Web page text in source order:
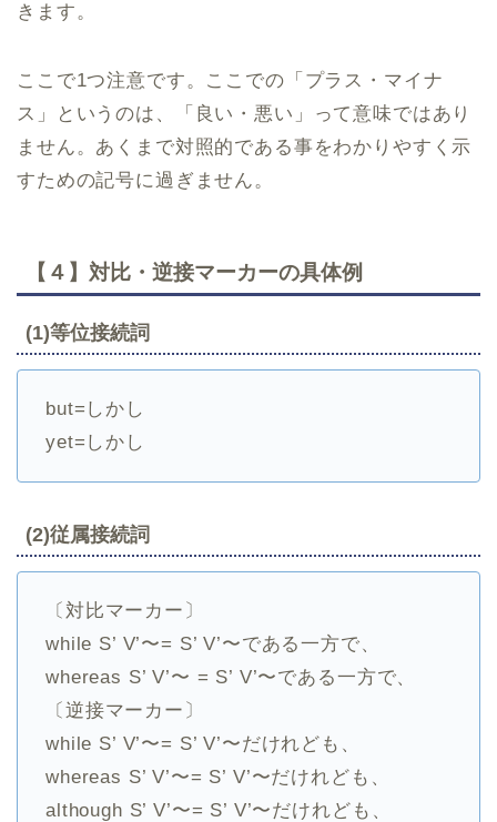
きます。
ここで1つ注意です。ここでの「プラス・マイナ
ス」というのは、「良い・悪い」って意味ではあり
ません。あくまで対照的である事をわかりやすく示
すための記号に過ぎません。
【４】対比・逆接マーカーの具体例
(1)等位接続詞
but=しかし
yet=しかし
(2)従属接続詞
〔対比マーカー〕
while S’ V’〜= S’ V’〜である一方で、
whereas S’ V’〜 = S’ V’〜である一方で、
〔逆接マーカー〕
while S’ V’〜= S’ V’〜だけれども、
whereas S’ V’〜= S’ V’〜だけれども、
although S’ V’〜= S’ V’〜だけれども、